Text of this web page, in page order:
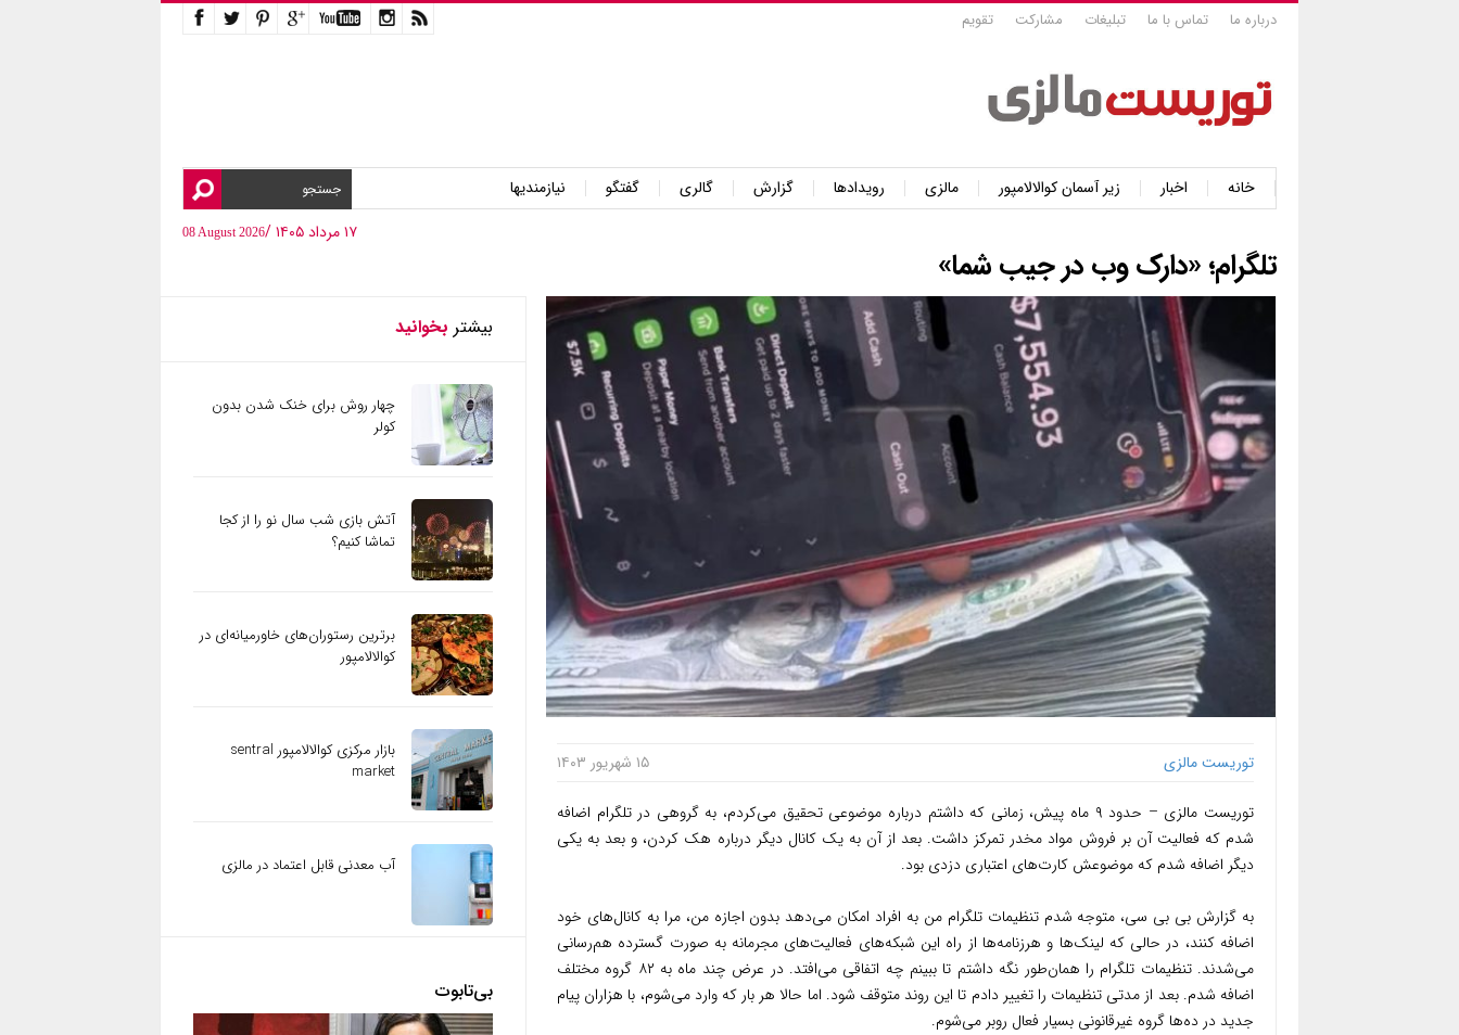
درباره ما تماس با ما تبلیغات مشارکت تقویم
خانه اخبار زیر آسمان کوالالامپور مالزی رویدادها گزارش گالری گفتگو
نیازمندیها
۱۷ مرداد ۱۴۰۵ /
08 August 2026
تلگرام؛ «دارک وب در جیب شما»
توریست مالزی ۱۵ شهریور ۱۴۰۳
توریست مالزی – حدود ۹ ماه پیش، زمانی که داشتم درباره موضوعی تحقیق می‌کردم، به گروهی در تلگرام اضافه
شدم که فعالیت‌ آن بر فروش مواد مخدر تمرکز داشت. بعد از آن به یک کانال دیگر درباره هک کردن، و بعد به یکی
دیگر اضافه شدم که موضوعش کارت‌های اعتباری دزدی بود.
به گزارش بی بی سی، متوجه شدم تنظیمات تلگرام من به افراد امکان می‌دهد بدون اجازه من، مرا به کانال‌های خود
اضافه کنند، در حالی که لینک‌ها و هرزنامه‌ها از راه این شبکه‌های فعالیت‌های مجرمانه به صورت گسترده هم‌رسانی
می‌شدند. تنظیمات تلگرام را همان‌طور نگه داشتم تا ببینم چه اتفاقی می‌افتد. در عرض چند ماه به ۸۲ گروه مختلف
اضافه شدم. بعد از مدتی تنظیمات را تغییر دادم تا این روند متوقف شود. اما حالا هر بار که وارد می‌شوم، با هزاران پیام
جدید در ده‌ها گروه غیرقانونی بسیار فعال روبر می‌شوم.
بیشتر بخوانید
چهار روش برای خنک شدن بدون
کولر
آتش بازی شب سال نو را از کجا
تماشا کنیم؟
برترین رستوران‌های خاورمیانه‌ای در
کوالالامپور
بازار مرکزی کوالالامپور sentral
market
آب معدنی قابل اعتماد در مالزی
بی‌تابوت